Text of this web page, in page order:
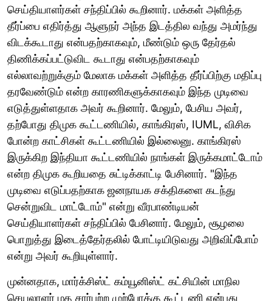
செய்தியாளர்கள் சந்திப்பில் கூறினார். மக்கள் அளித்த
தீர்ப்பை எதிர்த்து ஆளுநர் அந்த இடத்தில வந்து அமர்ந்து
விடக்கூடாது என்பதற்காகவும், மீண்டும் ஒரு தேர்தல்
திணிக்கப்பட்டுவிட கூடாது என்பதற்காகவும்
எல்லாவற்றுக்கும் மேலாக மக்கள் அளித்த தீர்ப்பிற்கு மதிப்பு
தரவேண்டும் என்ற காரணிகளுக்காகவும் இந்த முடிவை
எடுத்துள்ளதாக அவர் கூறினார். மேலும், பேசிய அவர்,
தற்போது திமுக கூட்டணியில், காங்கிரஸ், IUML, விசிக
போன்ற காட்சிகள் கூட்டணியில் இல்லைனு. காங்கிரஸ்
இருக்கிற இந்தியா கூட்டணியில் நாங்கள் இருக்கமாட்டோம்
என்ற திமுக கூறியதை சுட்டிக்காட்டி பேசினார். "இந்த
முடிவை எடுப்பதற்காக ஜனநாயக சக்திகளை கடந்து
சென்றுவிட மாட்டோம்" என்று வீரபாண்டியன்
செய்தியாளர்கள் சந்திப்பில் பேசினார். மேலும், சூழலை
பொறுத்து இடைத்தேர்தலில் போட்டியிடுவது அறிவிப்போம்
என்று அவர் கூறியுள்ளார்.
முன்னதாக, மார்க்சிஸ்ட் கம்யூனிஸ்ட் கட்சியின் மாநில
செயலாளர் மத சார்பற்ற முற்போக்கு கூட்டணி என்பது